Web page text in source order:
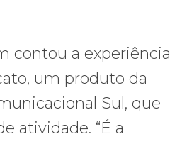
contou a experiência
um produto da
Sul, que
atividade. “É a